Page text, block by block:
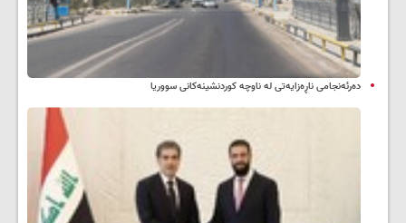
دەرئەنجامی ناڕەزایەتی لە ناوچە کوردنشینەکانی سووریا